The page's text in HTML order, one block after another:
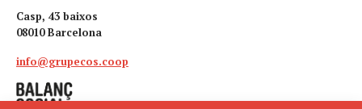
Casp, 43 baixos
08010 Barcelona
info@grupecos.coop